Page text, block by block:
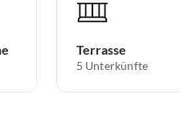
Terrasse
5 Unterkünfte